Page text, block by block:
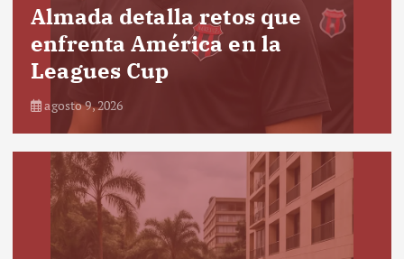
Almada detalla retos que
enfrenta América en la
Leagues Cup
agosto 9, 2026